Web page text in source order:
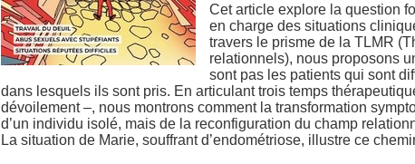
Cet article explore la question
en charge des situations
travers le prisme de la TLMR
relationnels), nous proposons
sont pas les patients qui sont
dans lesquels ils sont pris. En articulant trois temps
dévoilement –, nous montrons comment la transformation
d’un individu isolé, mais de la reconfiguration du champ
La situation de Marie, souffrant d’endométriose, illustre ce